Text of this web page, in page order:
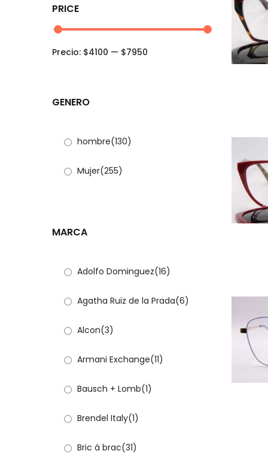
PRICE
Precio: $4100 — $7950
GENERO
hombre(130)
Mujer(255)
MARCA
Adolfo Dominguez(16)
Agatha Ruiz de la Prada(6)
Alcon(3)
Armani Exchange(11)
Bausch + Lomb(1)
Brendel Italy(1)
Bric á brac(31)